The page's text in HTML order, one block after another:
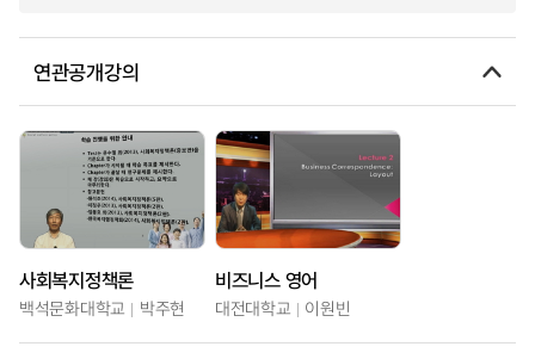
연관공개강의
사회복지정책론
백석문화대학교 박주현
비즈니스 영어
대전대학교 이원빈